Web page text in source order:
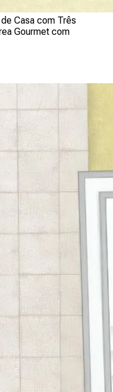
Casa com Três
Gourmet com